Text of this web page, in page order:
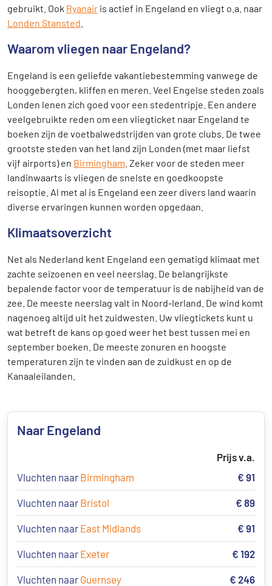
gebruikt. Ook Ryanair is actief in Engeland en vliegt o.a. naar
Londen Stansted
Waarom vliegen naar Engeland?
Engeland is een geliefde vakantiebestemming vanwege de
hooggebergten, kliffen en meren. Veel Engelse steden zoals
Londen lenen zich goed voor een stedentripje. Een andere
veelgebruikte reden om een vliegticket naar Engeland te
boeken zijn de voetbalwedstrijden van grote clubs. De twee
grootste steden van het land zijn Londen (met maar liefst
vijf airports) en Birmingham . Zeker voor de steden meer
landinwaarts is vliegen de snelste en goedkoopste
reisoptie. Al met al is Engeland een zeer divers land waarin
diverse ervaringen kunnen worden opgedaan.
Klimaatsoverzicht
Net als Nederland kent Engeland een gematigd klimaat met
zachte seizoenen en veel neerslag. De belangrijkste
bepalende factor voor de temperatuur is de nabijheid van de
zee. De meeste neerslag valt in Noord-Ierland. De wind komt
nagenoeg altijd uit het zuidwesten. Uw vliegtickets kunt u
wat betreft de kans op goed weer het best tussen mei en
september boeken. De meeste zonuren en hoogste
temperaturen zijn te vinden aan de zuidkust en op de
Kanaaleilanden.
Naar Engeland
Prijs v.a.
Vluchten naar Birmingham € 91
Vluchten naar Bristol € 89
Vluchten naar East Midlands € 91
Vluchten naar Exeter € 192
Vluchten naar Guernsey € 246